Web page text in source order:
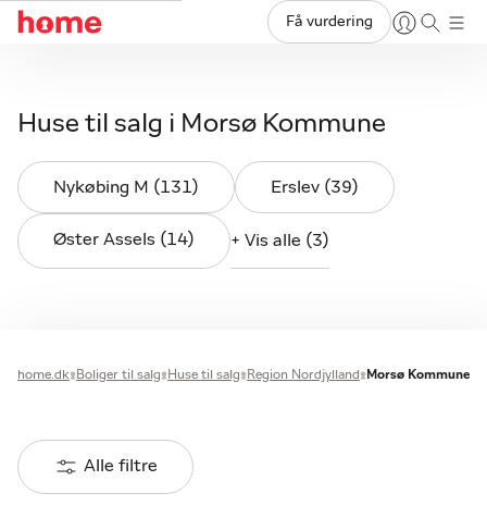
Få vurdering
Huse til salg i Morsø Kommune
Nykøbing M (131) Erslev (39)
Øster Assels (14) + Vis alle (3)
home.dk Boliger til salg Huse til salg Region Nordjylland Morsø Kommune
Alle filtre